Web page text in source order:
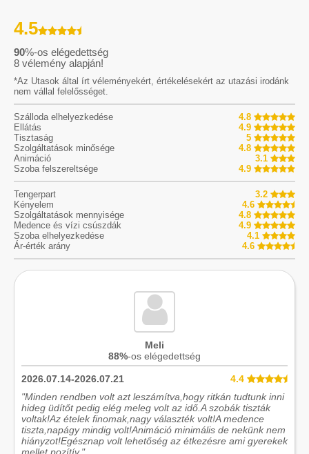
4.5
90%-os elégedettség
8 vélemény alapján!
*Az Utasok által írt véleményekért, értékelésekért az utazási irodánk
nem vállal felelősséget.
Szálloda elhelyezkedése
4.8
Ellátás
4.9
Tisztaság
5
Szolgáltatások minősége
4.8
Animáció
3.1
Szoba felszereltsége
4.9
Tengerpart
3.2
Kényelem
4.6
Szolgáltatások mennyisége
4.8
Medence és vízi csúszdák
4.9
Szoba elhelyezkedése
4.1
Ár-érték arány
4.6
Meli
88%-os elégedettség
2026.07.14-2026.07.21
4.4
"Minden rendben volt azt leszámítva,hogy ritkán tudtunk inni
hideg üdítőt pedig elég meleg volt az idő.A szobák tiszták
voltak!Az ételek finomak,nagy választék volt!A medence
tiszta,napágy mindig volt!Animáció minimális de nekünk nem
hiányzot!Egésznap volt lehetőség az étkezésre ami gyerekek